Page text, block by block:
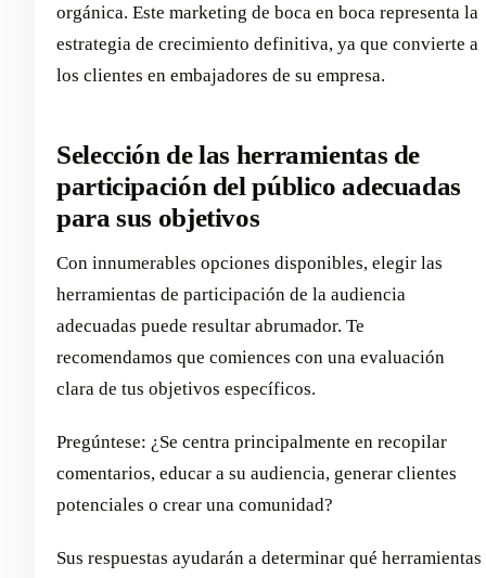
orgánica. Este marketing de boca en boca representa la
estrategia de crecimiento definitiva, ya que convierte a
los clientes en embajadores de su empresa.
Selección de las herramientas de
participación del público adecuadas
para sus objetivos
Con innumerables opciones disponibles, elegir las
herramientas de participación de la audiencia
adecuadas puede resultar abrumador. Te
recomendamos que comiences con una evaluación
clara de tus objetivos específicos.
Pregúntese: ¿Se centra principalmente en recopilar
comentarios, educar a su audiencia, generar clientes
potenciales o crear una comunidad?
Sus respuestas ayudarán a determinar qué herramientas